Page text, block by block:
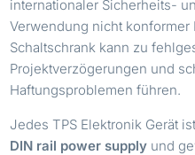
internationaler Sicherheits-
Verwendung nicht
Schaltschrank kann zu
Projektverzögerungen und
Haftungsproblemen führen.
Jedes TPS Elektronik Gerät
DIN rail power supply und